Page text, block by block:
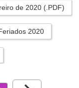
de 2020 (.PDF)
2020